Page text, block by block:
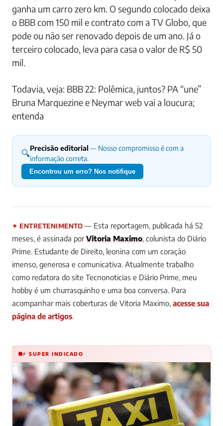
ganha um carro zero km. O segundo colocado deixa
o BBB com 150 mil e contrato com a TV Globo, que
pode ou não ser renovado depois de um ano. Já o
terceiro colocado, leva para casa o valor de R$ 50
mil.
Todavia, veja: BBB 22: Polêmica, juntos? PA “une”
Bruna Marquezine e Neymar web vai a loucura;
entenda
🔍Precisão editorial — Nosso compromisso é com a
informação correta.
Encontrou um erro? Nos notifique
✦ ENTRETENIMENTO — Esta reportagem, publicada há 52
meses, é assinada porVitoria Maximo, colunista do Diário
Prime. Estudante de Direito, leonina com um coração
imenso, generosa e comunicativa. Atualmente trabalho
como redatora do site Tecnonoticias e Diário Prime, meu
hobby é um churrasquinho e uma boa conversa. Para
acompanhar mais coberturas de Vitoria Maximo, acesse sua
página de artigos.
⚡ SUPER INDICADO